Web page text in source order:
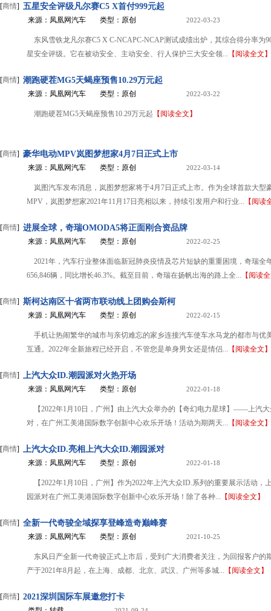
[商情] 五星安全评级凡尔赛C5 X首付999元起
来源：凤凰网汽车 类型：原创 2022-03-23
东风雪铁龙凡尔赛C5 X C-NCAPC-NCAP测试成绩出炉，其综合得分率为
星安全评级。它在被动安全、主动安全、行人保护三大安全领... 【阅读全文】
[商情] 潮跑硬茬MG5天蝎座预售10.29万元起
来源：凤凰网汽车 类型：原创 2022-03-22
潮跑硬茬MG5天蝎座预售10.29万元起 【阅读全文】
[商情] 豪华电动MPV岚图梦想家4月7日正式上市
来源：凤凰网汽车 类型：原创 2022-03-14
岚图汽车发布消息，岚图梦想家将于4月7日正式上市。作为全球首款大型
MPV，岚图梦想家2021年11月17日亮相以来，持续引发用户和行业... 【阅读
[商情] 进展全球，奇瑞OMODA5将正面刚合资品牌
来源：凤凰网汽车 类型：原创 2022-02-25
2021年，汽车行业整体面临新冠肺炎疫情及芯片短缺的重重困境，奇瑞全
656,846辆，同比增长46.3%。截至目前，奇瑞在扬帆出海的路上全... 【阅读
[商情] 斯柯达南区十省两市联动线上团购会斯柯
来源：凤凰网汽车 类型：原创 2022-02-15
手机让热闹繁华的城市与亲切难忘的家乡连接汽车使车水马龙的都市与优
互通。2022年全新旅程已经开启，不管您是单身男女还是情侣... 【阅读全文】
[商情] 上汽大众ID.潮园派对火热开场
来源：凤凰网汽车 类型：原创 2022-01-18
【2022年1月10日，广州】由上汽大众举办的【奇幻电力星球】——上汽
对，在广州工美港国际数字创新中心欢乐开场！活动为期两天... 【阅读全文】
[商情] 上汽大众ID.亮相上汽大众ID.潮园派对
来源：凤凰网汽车 类型：原创 2022-01-18
【2022年1月10日，广州】作为2022年上汽大众ID.系列的重要展示活动，
园派对在广州工美港国际数字创新中心欢乐开场！除了各种... 【阅读全文】
[商情] 全新一代奇骏全域探享登峰造奇巅峰赛
来源：凤凰网汽车 类型：原创 2021-10-25
东风日产全新一代奇骏正式上市后，受到广大消费者关注，为回报客户的
产于2021年8月起，在上海、成都、北京、武汉、广州等多城... 【阅读全文】
[商情] 2021深圳国际车展邀您打卡